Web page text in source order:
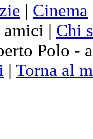
| Cinema
amici | Chi
Polo -
| Torna al